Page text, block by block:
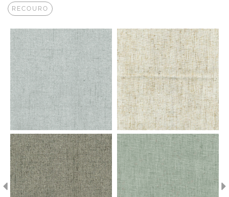
RECOURO